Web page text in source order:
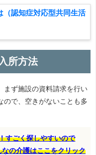
（認知症対応型共同生活
所方法
まず施設の資料請求を行い
ので、空きがないことも多
すごく探しやすいので
の介護はここをクリック